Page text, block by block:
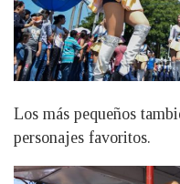
Los más pequeños
personajes favoritos.